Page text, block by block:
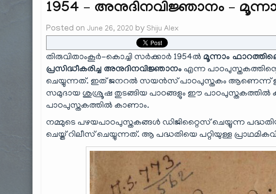
1954 – അനുദിനവിജ്ഞാനം –
Posted on June 26, 2020 by Shiju Alex
തിരുവിതാംകൂർ-കൊച്ചി സർക്കാർ 1954ൽ മൂന്നാം
പ്രസിദ്ധീകരിച്ച അനുദിനവിജ്ഞാനം എന്ന
ചെയ്യുന്നത്. ഇത് ജനറൽ സയൻസ് പാഠപുസ്തകം ആണെന്ന്
സമുദായ ശുശ്രൂഷ തുടങ്ങിയ പാഠങ്ങളും ഈ പാഠപുസ്തകത്തിൽ
പാഠപുസ്തകത്തിൽ കാണാം.
നമ്മുടെ പഴയപാഠപുസ്തകങ്ങൾ ഡിജിറ്റൈസ് ചെയ്യുന്ന
ചെയ്ത് റിലീസ് ചെയ്യുന്നത്. ആ പദ്ധതിയെ പറ്റിയുള്ള